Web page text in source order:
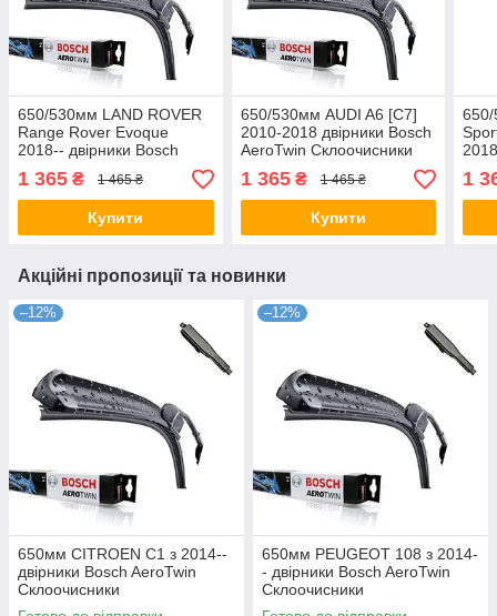
650/530мм LAND ROVER
Range Rover Evoque
2018-- двірники Bosch
AeroTwin Склоочисники
1 365 ₴ 1 465 ₴
Купити
650/530мм AUDI A6 [C7]
2010-2018 двірники Bosch
AeroTwin Склоочисники
1 365₴ 1 465 ₴
Купити
1
Акційні пропозиції та новинки
–12%
650мм CITROEN C1 з 2014--
двірники Bosch AeroTwin
Склоочисники
–12%
650мм PEUGEOT 108 з 2014-
- двірники Bosch AeroTwin
Склоочисники